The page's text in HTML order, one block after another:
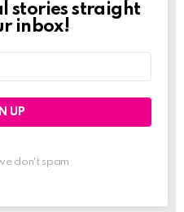
stories straight
inbox!
don't spam